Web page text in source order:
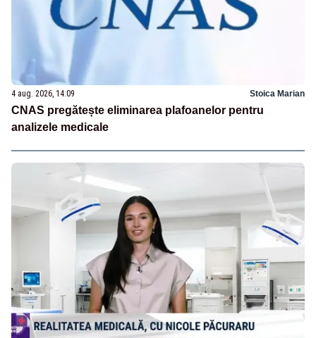
4 aug. 2026, 14:09 Stoica Marian
CNAS pregătește eliminarea plafoanelor pentru
analizele medicale